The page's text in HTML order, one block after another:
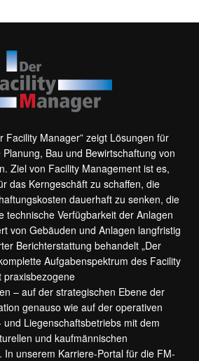
Facility Manager” zeigt Lösungen für
Bau und Bewirtschaftung von
Ziel von Facility Management ist es,
das Kerngeschäft zu schaffen, die
dauerhaft zu senken, die
technische Verfügbarkeit der Anlagen
von Gebäuden und Anlagen langfristig
Berichterstattung behandelt „Der
Aufgabenspektrum des Facility
praxisbezogene
– auf der strategischen Ebene der
genauso wie auf der operativen
Liegenschaftsbetriebs mit dem
und kaufmännischen
unserem Karriere-Portal für die FM-